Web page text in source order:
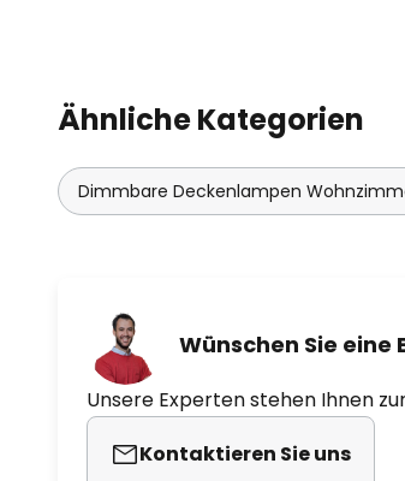
Ähnliche Kategorien
Dimmbare Deckenlampen
Wünschen Sie eine
Unsere Experten stehen Ihnen
Kontaktieren Sie uns